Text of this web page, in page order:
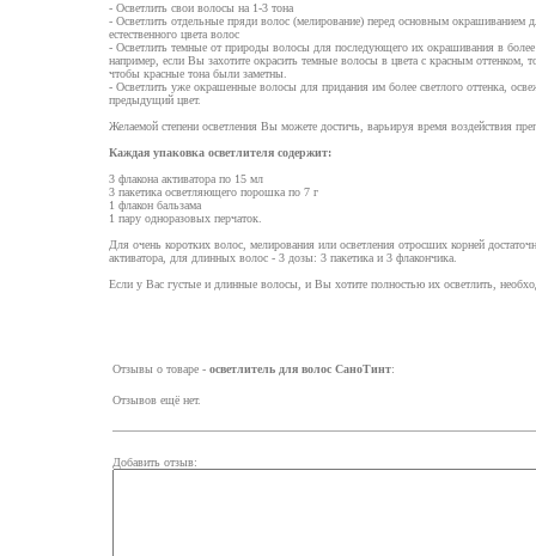
- Осветлить свои волосы на 1-3 тона
- Осветлить отдельные пряди волос (мелирование) перед основным окрашиванием
естественного цвета волос
- Осветлить темные от природы волосы для последующего их окрашивания в
например, если Вы захотите окрасить темные волосы в цвета с красным оттенком,
чтобы красные тона были заметны.
- Осветлить уже окрашенные волосы для придания им более светлого оттенка,
предыдущий цвет.
Желаемой степени осветления Вы можете достичь, варьируя время воздействия
Каждая упаковка осветлителя содержит:
3 флакона активатора по 15 мл
3 пакетика осветляющего порошка по 7 г
1 флакон бальзама
1 пару одноразовых перчаток.
Для очень коротких волос, мелирования или осветления отросших корней
активатора, для длинных волос - 3 дозы: 3 пакетика и 3 флакончика.
Если у Вас густые и длинные волосы, и Вы хотите полностью их осветлить,
Отзывы о товаре - осветлитель для волос СаноТинт:
Отзывов ещё нет.
Добавить отзыв: